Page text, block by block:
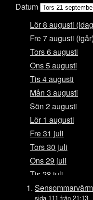
Datum
Lör 8 augusti
Fre 7 augusti (igår)
Tors 6 augusti
Ons 5 augusti
Tis 4 augusti
Mån 3 augusti
Sön 2 augusti
Lör 1 augusti
Fre 31 juli
Tors 30 juli
Ons 29 juli
Tis 28 juli
Mån 27 juli
sida 111 från 21:13